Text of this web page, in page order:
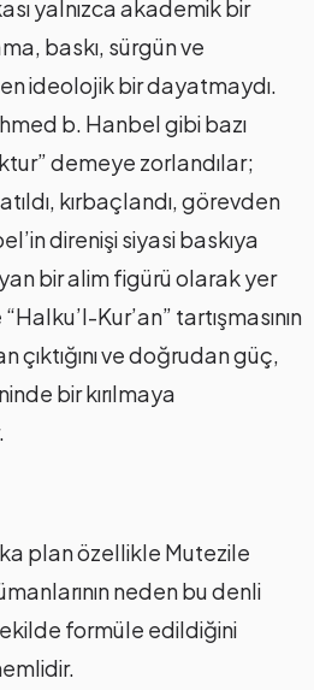
yalnızca akademik bir
baskı, sürgün ve
ideolojik bir dayatmaydı.
b. Hanbel gibi bazı
demeye zorlandılar;
kırbaçlandı, görevden
direnişi siyasi baskıya
bir alim figürü olarak yer
Kur’an” tartışmasının
ve doğrudan güç,
bir kırılmaya
plan özellikle Mutezile
neden bu denli
formüle edildiğini